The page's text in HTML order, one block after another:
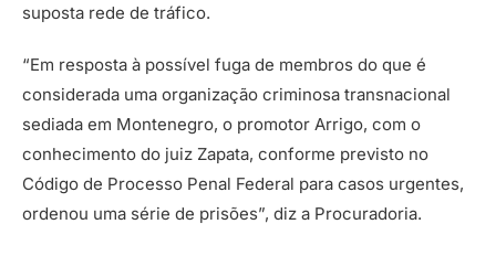
suposta rede de tráfico.
“Em resposta à possível fuga de membros do que é
considerada uma organização criminosa transnacional
sediada em Montenegro, o promotor Arrigo, com o
conhecimento do juiz Zapata, conforme previsto no
Código de Processo Penal Federal para casos urgentes,
ordenou uma série de prisões”, diz a Procuradoria.